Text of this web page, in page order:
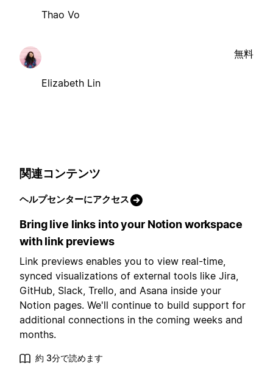
Thao Vo
Elizabeth Lin
無料
関連コンテンツ
ヘルプセンターにアクセス
Bring live links into your Notion workspace
with link previews
Link previews enables you to view real-time,
synced visualizations of external tools like Jira,
GitHub, Slack, Trello, and Asana inside your
Notion pages. We'll continue to build support for
additional connections in the coming weeks and
months.
約 3分で読めます